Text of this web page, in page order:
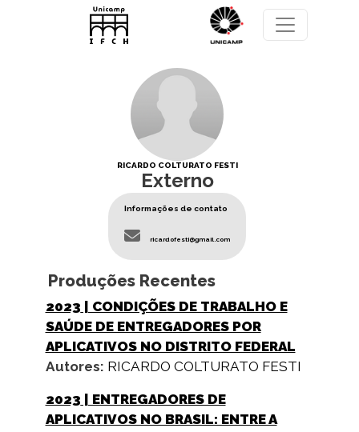
Pular para o conteúdo principal
RICARDO COLTURATO FESTI
Externo
Informações de contato
ricardofesti@gmail.com
Produções Recentes
2023 | CONDIÇÕES DE TRABALHO E
SAÚDE DE ENTREGADORES POR
APLICATIVOS NO DISTRITO FEDERAL
Autores: RICARDO COLTURATO FESTI
2023 | ENTREGADORES DE
APLICATIVOS NO BRASIL: ENTRE A